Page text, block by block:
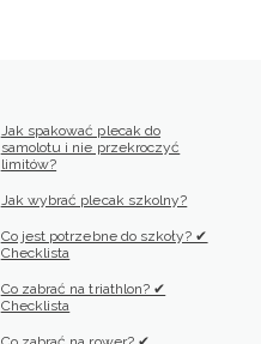
Jak spakować plecak do
samolotu i nie przekroczyć
limitów?
Jak wybrać plecak szkolny?
Co jest potrzebne do szkoły? ✔
Checklista
Co zabrać na triathlon? ✔
Checklista